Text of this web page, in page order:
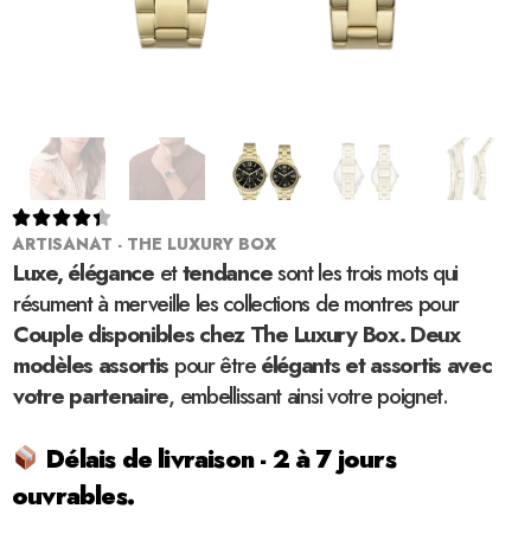

ARTISANAT - THE LUXURY BOX
Luxe, éléganceettendancesont les trois mots qui
résument à merveille les collections de montres pour
Couple disponibles chez The Luxury Box. Deux
modèles assortis pour êtreélégants et assortis avec
votre partenaire, embellissant ainsi votre poignet.
Délais de livraison - 2 à 7 jours
ouvrables.